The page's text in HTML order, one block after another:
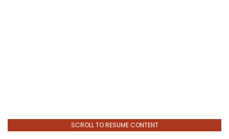
SCROLL TO RESUME CONTENT